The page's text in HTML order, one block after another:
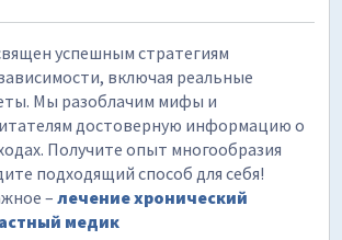
успешным стратегиям
включая реальные
Мы разоблачим мифы и
достоверную информацию о
Получите опыт многообразия
подходящий способ для себя!
–лечение хронический
медик